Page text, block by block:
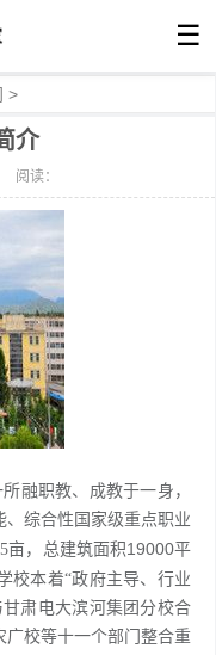
☰
>
介
阅读：
融职教、成教于一身，
综合性国家级重点职业
亩，总建筑面积19000平
校本着“政府主导、行业
肃电大滨河集团分校合
广校等十一个部门整合重